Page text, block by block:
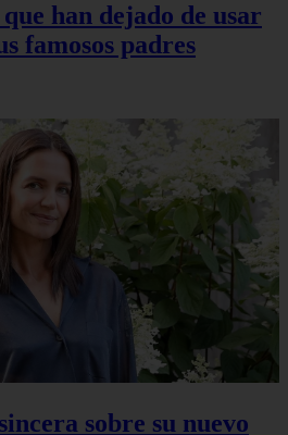
han dejado de usar
famosos padres
sobre su nuevo